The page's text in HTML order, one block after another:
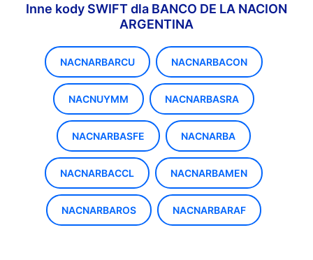
Inne kody SWIFT dla BANCO DE LA NACION
ARGENTINA
NACNARBARCU NACNARBACON
NACNUYMM NACNARBASRA
NACNARBASFE NACNARBA
NACNARBACCL NACNARBAMEN
NACNARBAROS NACNARBARAF